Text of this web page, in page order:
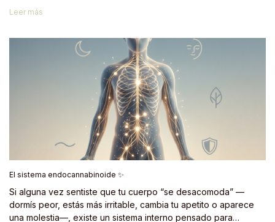
busca que el acceso sea seguro, regulado y responsable 🩺
REPROCANN es el marco que te permite hacerlo con
tranquilidad y dentro de la normativa ✅.
Leer más
El sistema endocannabinoide ✨
Si alguna vez sentiste que tu cuerpo “se desacomoda” —
dormís peor, estás más irritable, cambia tu apetito o aparece
una molestia—, existe un sistema interno pensado para